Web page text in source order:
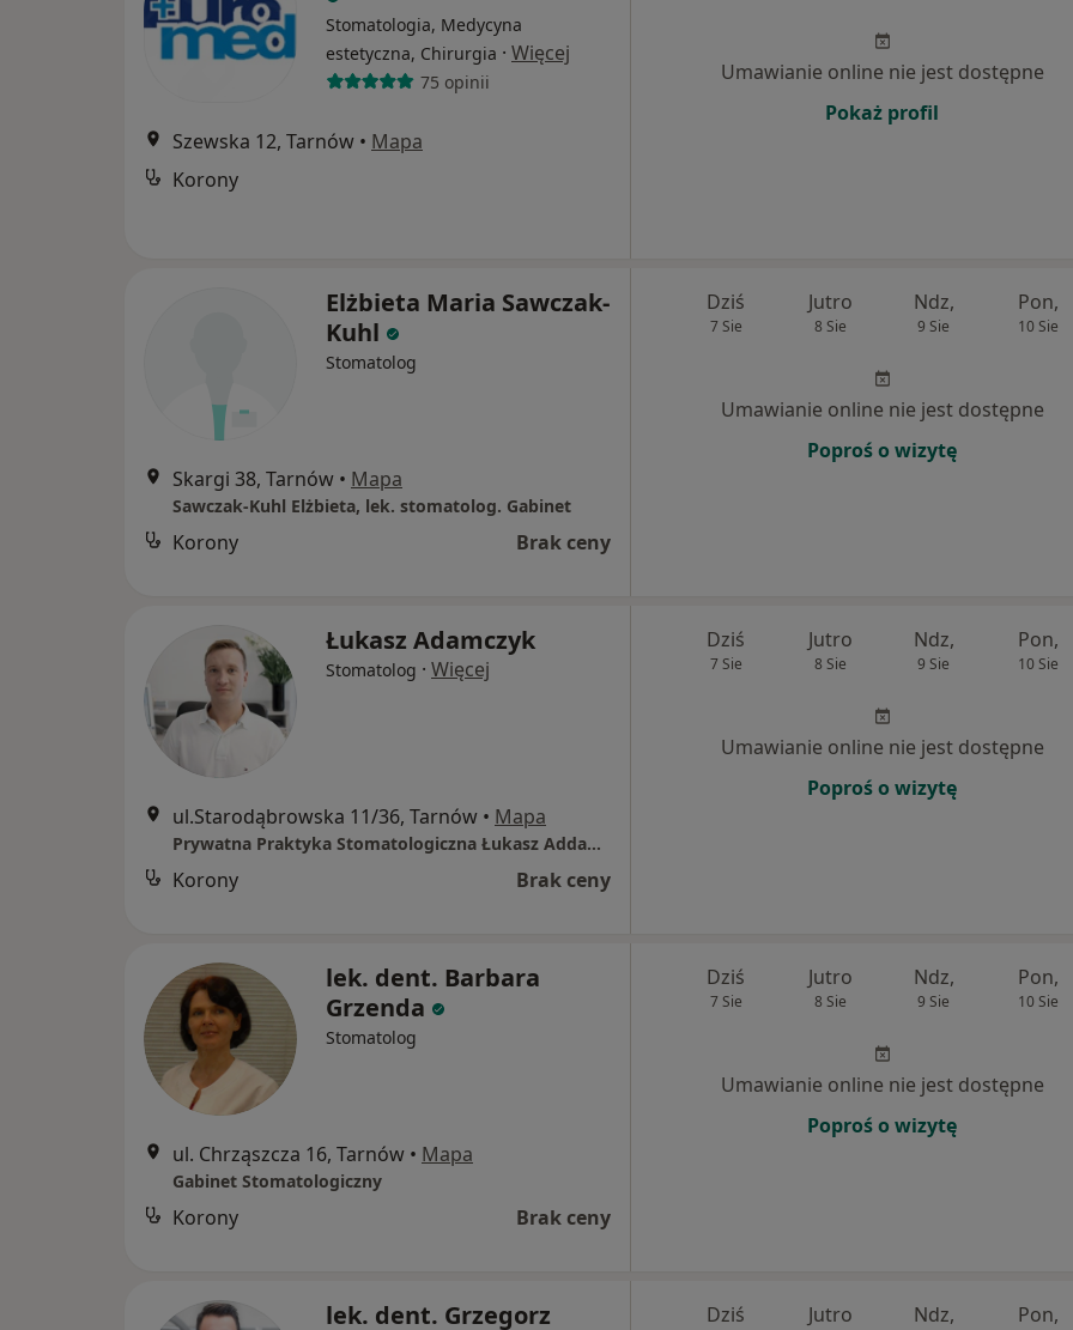
Stomatologia, Medycyna
estetyczna, Chirurgia · Więcej
75 opinii
Szewska 12, Tarnów • Mapa
Korony
Umawianie online nie jest dostępne
Pokaż profil
Elżbieta Maria Sawczak-
Kuhl
Stomatolog
Skargi 38, Tarnów • Mapa
Sawczak-Kuhl Elżbieta, lek. stomatolog. Gabinet
Korony Brak ceny
Dziś
7 Sie
Jutro
8 Sie
Ndz,
9 Sie
Pon,
10 Sie
Umawianie online nie jest dostępne
Poproś o wizytę
Łukasz Adamczyk
Stomatolog · Więcej
ul.Starodąbrowska 11/36, Tarnów • Mapa
Prywatna Praktyka Stomatologiczna Łukasz Addamczyk
Korony Brak ceny
Dziś
7 Sie
Jutro
8 Sie
Ndz,
9 Sie
Pon,
10 Sie
Umawianie online nie jest dostępne
Poproś o wizytę
lek. dent. Barbara
Grzenda
Stomatolog
ul. Chrząszcza 16, Tarnów • Mapa
Gabinet Stomatologiczny
Korony Brak ceny
Dziś
7 Sie
Jutro
8 Sie
Ndz,
9 Sie
Pon,
10 Sie
Umawianie online nie jest dostępne
Poproś o wizytę
lek. dent. Grzegorz
Dziś Jutro Ndz, Pon,